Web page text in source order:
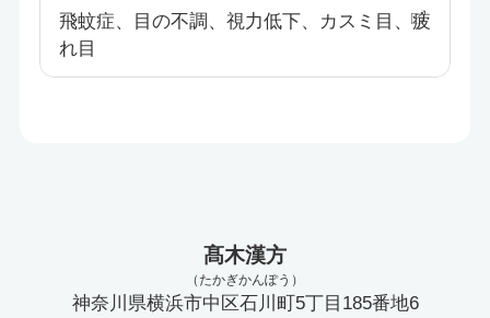
飛蚊症、目の不調、視力低下、カスミ目、疲
れ目
髙木漢方
（たかぎかんぽう）
神奈川県横浜市中区石川町5丁目185番地6